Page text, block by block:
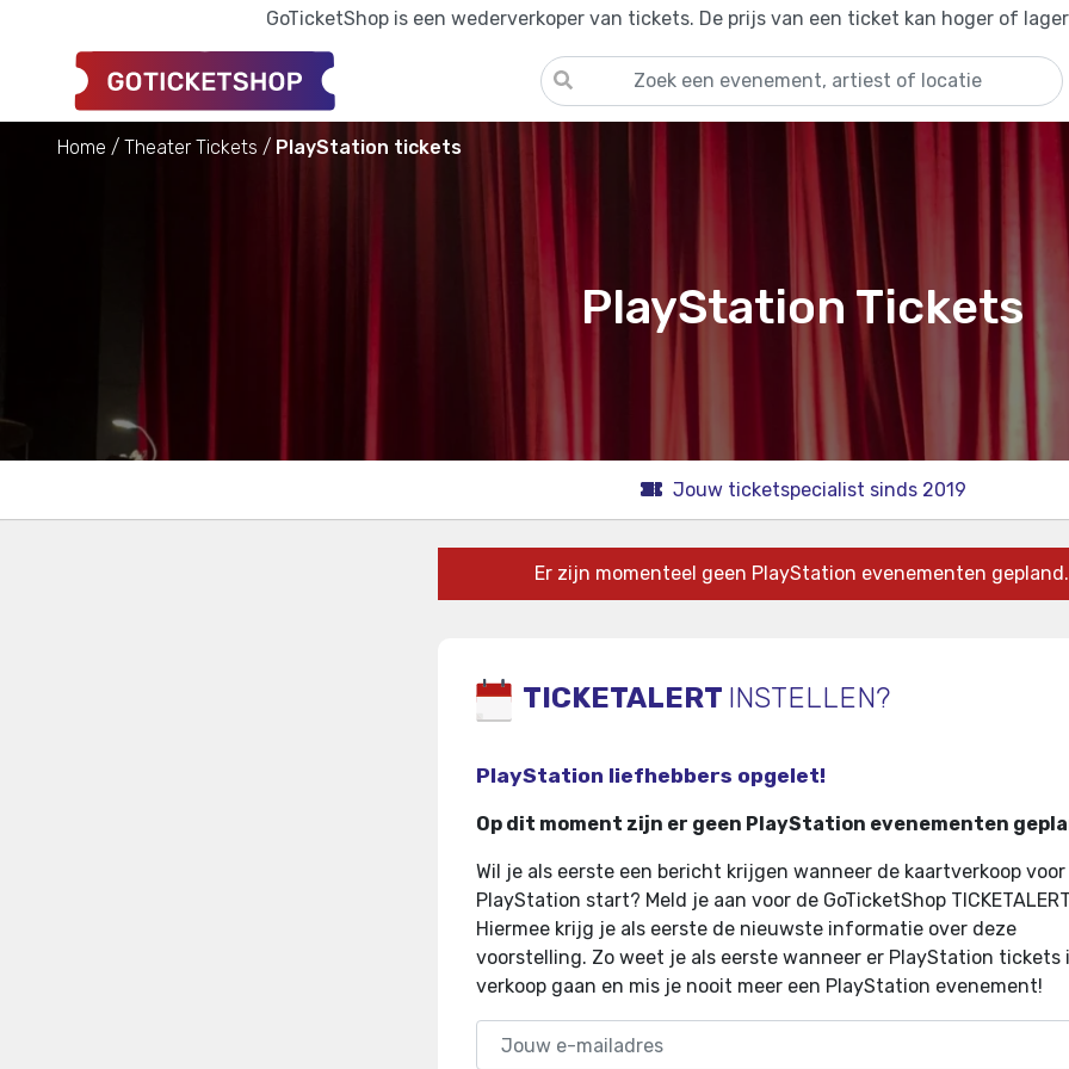
GoTicketShop is een wederverkoper van tickets. De prijs van een ticket kan hoger of
Home Theater Tickets PlayStation tickets
PlayStation Tickets
Jouw ticketspecialist sinds 2019
Er zijn momenteel geen PlayStation evenementen gepland.
TICKETALERT INSTELLEN?
PlayStation liefhebbers opgelet!
Op dit moment zijn er geen PlayStation evenementen
Wil je als eerste een bericht krijgen wanneer de kaartverkoop voor
PlayStation start? Meld je aan voor de GoTicketShop
Hiermee krijg je als eerste de nieuwste informatie over deze
voorstelling. Zo weet je als eerste wanneer er PlayStation tickets
verkoop gaan en mis je nooit meer een PlayStation evenement!